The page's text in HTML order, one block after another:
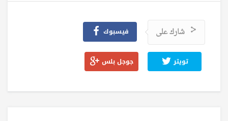
شارك على فيسبوك
تويتر جوجل بلس